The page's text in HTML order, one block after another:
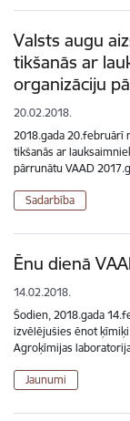
Valsts augu
tikšanās ar
organizāciju
20.02.2018.
2018.gada 20.februārī
tikšanās ar
pārrunātu VAAD
Sadarbība
Ēnu dienā
14.02.2018.
Šodien, 2018.gada
izvēlējušies ēnot
Agroķīmijas
Jaunumi